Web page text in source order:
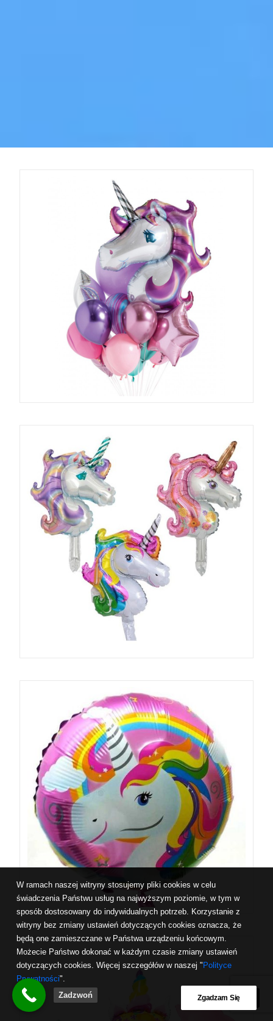
W ramach naszej witryny stosujemy pliki cookies w celu
świadczenia Państwu usług na najwyższym poziomie, w tym w
sposób dostosowany do indywidualnych potrzeb. Korzystanie z
witryny bez zmiany ustawień dotyczących cookies oznacza, że
będą one zamieszczane w Państwa urządzeniu końcowym.
Możecie Państwo dokonać w każdym czasie zmiany ustawień
dotyczących cookies. Więcej szczegółów w naszej " Polityce
Prywatności".
Zgadzam Się
Zadzwoń